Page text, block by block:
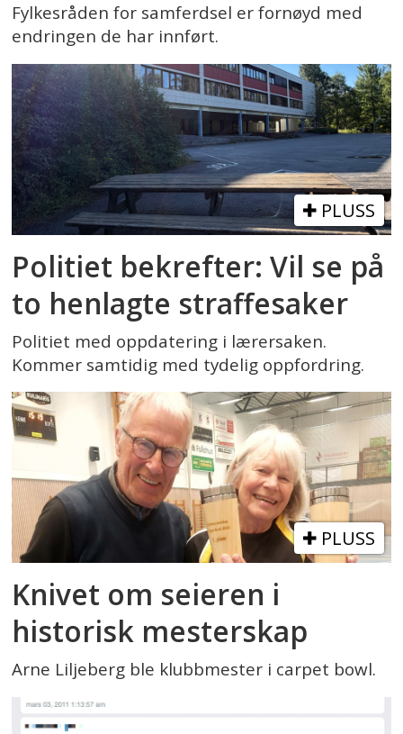
Fylkesråden for samferdsel er fornøyd med
endringen de har innført.
PLUSS
Politiet bekrefter: Vil se på
to henlagte straffesaker
Politiet med oppdatering i lærersaken.
Kommer samtidig med tydelig oppfordring.
PLUSS
Knivet om seieren i
historisk mesterskap
Arne Liljeberg ble klubbmester i carpet bowl.